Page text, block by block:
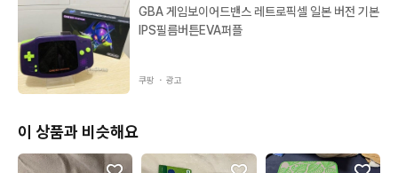
GBA 게임보이어드밴스 레트로픽셀 일본 버전 기본
IPS필름버튼EVA퍼플
쿠팡 ・ 광고
이 상품과 비슷해요